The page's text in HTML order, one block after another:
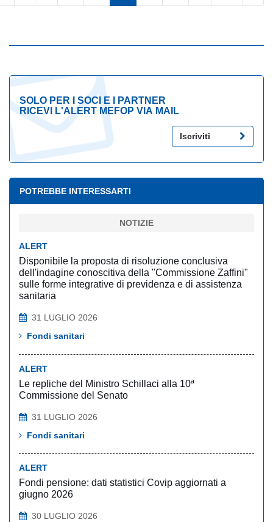
SOLO PER I SOCI E I PARTNER
RICEVI L'ALERT MEFOP VIA MAIL
Iscriviti
POTREBBE INTERESSARTI
NOTIZIE
ALERT
Disponibile la proposta di risoluzione conclusiva
dell'indagine conoscitiva della "Commissione Zaffini"
sulle forme integrative di previdenza e di assistenza
sanitaria
31 LUGLIO 2026
Fondi sanitari
ALERT
Le repliche del Ministro Schillaci alla 10ª
Commissione del Senato
31 LUGLIO 2026
Fondi sanitari
ALERT
Fondi pensione: dati statistici Covip aggiornati a
giugno 2026
30 LUGLIO 2026